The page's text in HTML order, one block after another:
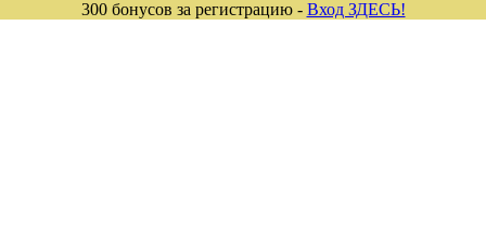
300 бонусов за регистрацию - Вход ЗДЕСЬ!